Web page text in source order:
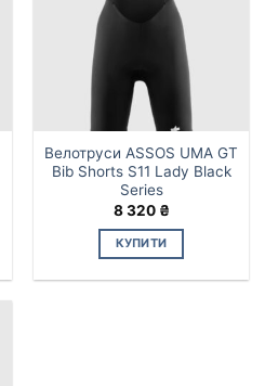
можна
вибрати
сторінці
товару
Велотруси ASSOS UMA GT
Bib Shorts S11 Lady Black
Series
8 320 ₴
КУПИТИ